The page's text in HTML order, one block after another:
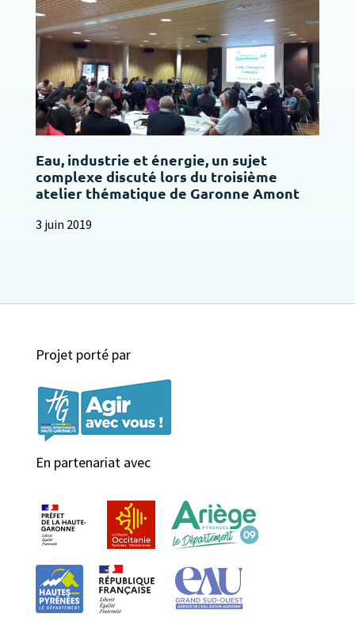
Eau, industrie et énergie, un sujet
complexe discuté lors du troisième
atelier thématique de Garonne Amont
3 juin 2019
Projet porté par
En partenariat avec